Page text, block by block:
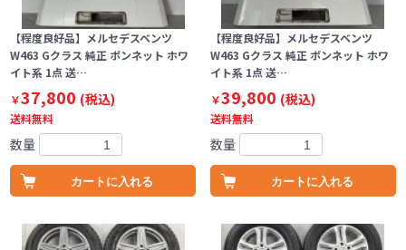
【程度良好品】メルセデスベンツ
W463 Gクラス 純正 ボンネット ホワ
イト系 1点 送…
￥37,800 (税込)
送料無料
数量
カートに入れる
【程度良好品】メルセデスベンツ
W463 Gクラス 純正 ボンネット ホワ
イト系 1点 送…
￥39,800 (税込)
送料無料
数量
カートに入れる